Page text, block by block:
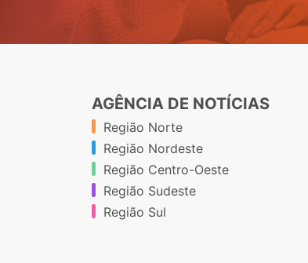
AGÊNCIA DE NOTÍCIAS
Região Norte
Região Nordeste
Região Centro-Oeste
Região Sudeste
Região Sul